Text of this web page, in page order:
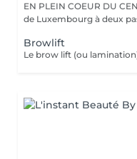
EN PLEIN COEUR DU CENTRE VILLE Situé
de Luxembourg à deux
Browlift